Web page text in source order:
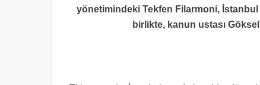
yönetimindeki Tekfen Filarmoni,
birlikte, kanun ustası